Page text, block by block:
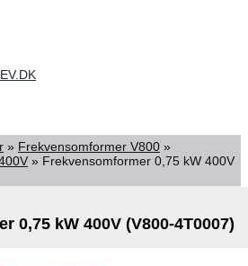
» Frekvensomformer V800 »
» Frekvensomformer 0,75 kW 400V
0,75 kW 400V (V800-4T0007)